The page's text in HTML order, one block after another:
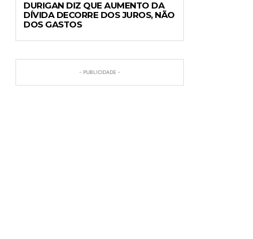
DURIGAN DIZ QUE AUMENTO DA
DÍVIDA DECORRE DOS JUROS, NÃO
DOS GASTOS
- PUBLICIDADE -